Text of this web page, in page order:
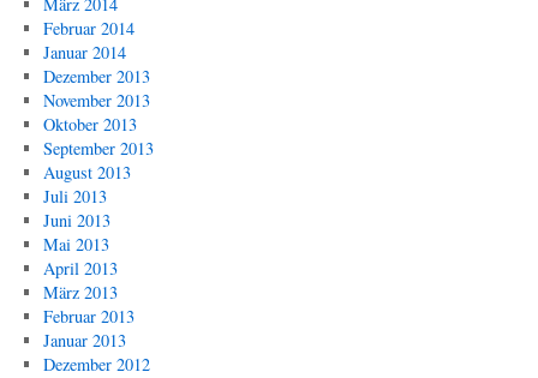
Februar 2014
Januar 2014
Dezember 2013
November 2013
Oktober 2013
September 2013
August 2013
Juli 2013
Juni 2013
Mai 2013
April 2013
März 2013
Februar 2013
Januar 2013
Dezember 2012